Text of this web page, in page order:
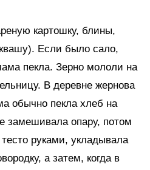
картошку, блины,
Если было сало,
пекла. Зерно мололи на
В деревне жернова
обычно пекла хлеб на
замешивала опару, потом
руками, укладывала
а затем, когда в